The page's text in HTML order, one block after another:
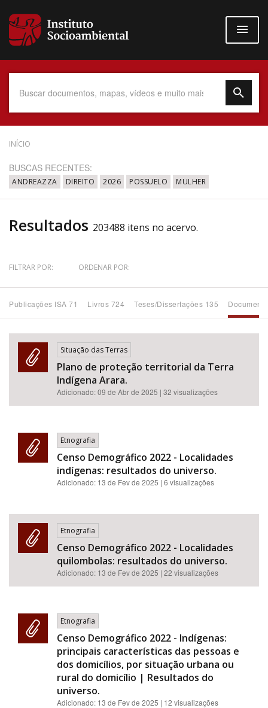
para
conteúdo
Data do Documento
Até
Povo Indígena
Subtema
Área de Levantamento
BUSCAR
INÍCIO
BUSCAS RECENTES:
ANDREAZZA DIREITO 2026 POSSUELO MULHER
Resultados 203488 itens no acervo.
FILTRAR POR: ORDENAR POR:
Publicações ISA 71 Livros 724 Teses/Dissertações 135
Situação das Terras
Plano de proteção territorial da Terra
Indígena Arara.
Adicionado:09 de Abr de 2025 | 32 visualizações
Etnografia
Censo Demográfico 2022 - Localidades
indígenas: resultados do universo.
Adicionado: 13 de Fev de 2025 | 6 visualizações
Etnografia
Censo Demográfico 2022 - Localidades
quilombolas: resultados do universo.
Adicionado: 13 de Fev de 2025 | 22 visualizações
Etnografia
Censo Demográfico 2022 - Indígenas:
principais características das pessoas e
dos domicílios, por situação urbana ou
rural do domicílio | Resultados do
universo.
Adicionado: 13 de Fev de 2025 | 12 visualizações